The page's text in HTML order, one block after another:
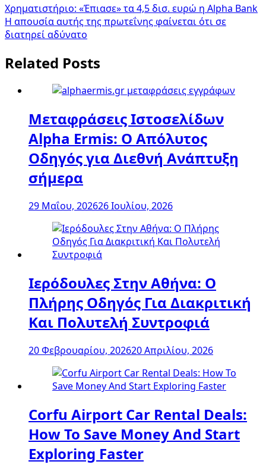
Πλοήγηση
άρθρων
Χρηματιστήριο: «Έπιασε» τα 4,5 δισ. ευρώ η Alpha Bank
Η απουσία αυτής της πρωτεΐνης φαίνεται ότι σε
διατηρεί αδύνατο
Related Posts
Μεταφράσεις Ιστοσελίδων
Alpha Ermis: Ο Απόλυτος
Οδηγός για Διεθνή Ανάπτυξη
σήμερα
29 Μαΐου, 202626 Ιουλίου, 2026
Ιερόδουλες Στην Αθήνα: Ο
Πλήρης Οδηγός Για Διακριτική
Και Πολυτελή Συντροφιά
20 Φεβρουαρίου, 202620 Απριλίου, 2026
Corfu Airport Car Rental Deals:
How To Save Money And Start
Exploring Faster